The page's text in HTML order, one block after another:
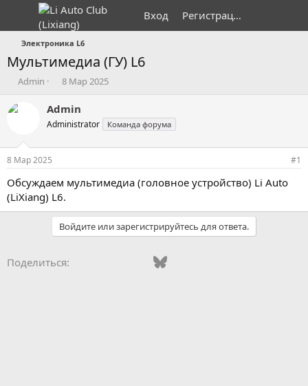
Вход Регистрация
Электроника L6
Мультимедиа (ГУ) L6
А
т
т
е
м
ы
Admin
Д
т
а
н
а
л
а
8 Мар 2025
Admin
Administrator Команда форума
8 Мар 2025 #1
Обсуждаем мультимедиа (головное устройство) Li Auto
(LiXiang) L6.
Войдите или зарегистрируйтесь для ответа.
Поделиться: Odnoklassniki
Mail.ruBluesky